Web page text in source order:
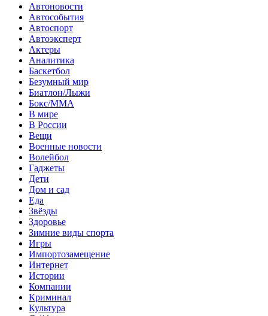
Автоновости
Автособытия
Автоспорт
Автоэксперт
Актеры
Аналитика
Баскетбол
Безумный мир
Биатлон/Лыжи
Бокс/MMA
В мире
В России
Вещи
Военные новости
Волейбол
Гаджеты
Дети
Дом и сад
Еда
Звёзды
Здоровье
Зимние виды спорта
Игры
Импортозамещение
Интернет
Истории
Компании
Криминал
Культура